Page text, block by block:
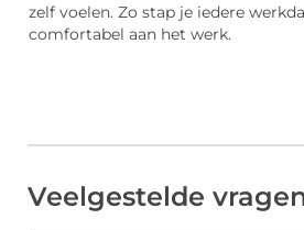
zelf voelen. Zo stap je iedere
comfortabel aan het werk.
Veelgestelde